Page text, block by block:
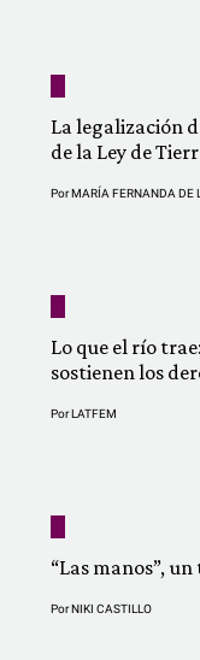
La legalización
de la Ley de
PorMARÍA FERNANDA DE
Lo que el río
sostienen los
PorLATFEM
“Las manos”,
PorNIKI CASTILLO